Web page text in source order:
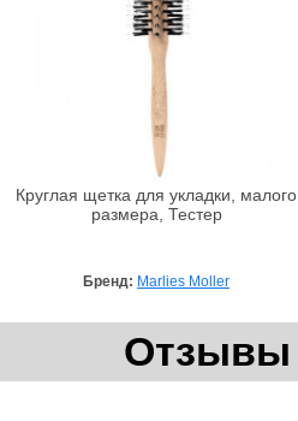
Круглая щетка для укладки, малого
размера, Тестер
Бренд: Marlies Moller
Отзывы